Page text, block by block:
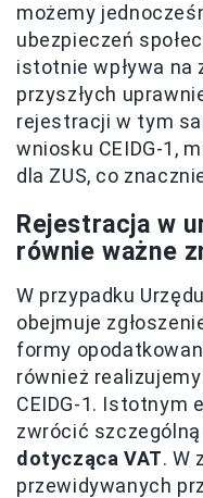
możemy
ubezpieczeń
istotnie wpływa na
przyszłych
rejestracji w tym
wniosku CEIDG-1,
dla ZUS, co
Rejestracja w
równie ważne
W przypadku
obejmuje
formy
również
CEIDG-1. Istotnym
zwrócić
dotycząca VAT. W
przewidywanych